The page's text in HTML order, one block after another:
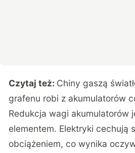
Czytaj też: Chiny gaszą
grafenu robi z akumulatorów
Redukcja wagi akumulatorów
elementem. Elektryki cechują
obciążeniem, co wynika